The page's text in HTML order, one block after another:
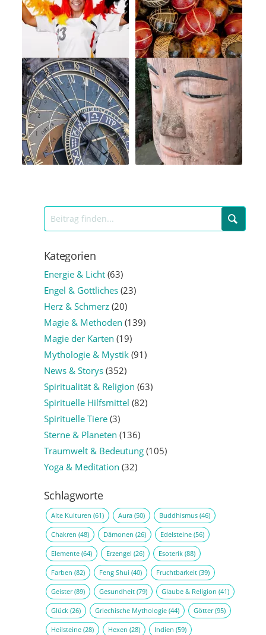
Kategorien
Energie & Licht(63)
Engel & Göttliches(23)
Herz & Schmerz(20)
Magie & Methoden (139)
Magie der Karten (19)
Mythologie & Mystik(91)
News & Storys(352)
Spiritualität & Religion (63)
Spirituelle Hilfsmittel (82)
Spirituelle Tiere(3)
Sterne & Planeten (136)
Traumwelt & Bedeutung(105)
Yoga & Meditation (32)
Schlagworte
Alte Kulturen (61) Aura(50) Buddhismus(46)
Chakren (48) Dämonen (26) Edelsteine(56)
Elemente(64) Erzengel (26) Esoterik(88)
Farben (82) Feng Shui (40) Fruchtbarkeit(39)
Geister(89) Gesundheit(79) Glaube & Religion (41)
Glück(26) Griechische Mythologie(44) Götter(95)
Heilsteine(28) Hexen (28) Indien (59)